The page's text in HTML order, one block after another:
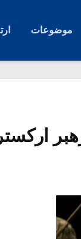
موضوعات
ارکستر